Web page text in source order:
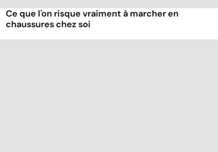
Ce que l'on risque vraiment à marcher en
chaussures chez soi